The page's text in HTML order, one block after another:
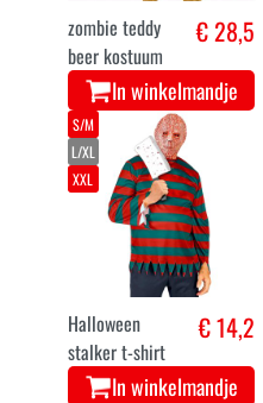
zombie teddy
beer kostuum
€ 28,5
In winkelmandje
S/M
L/XL
XXL
Halloween
stalker t-shirt
€ 14,2
In winkelmandje